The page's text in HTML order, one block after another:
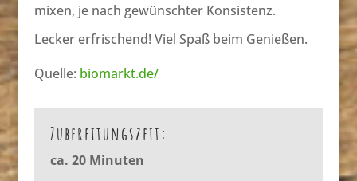
mixen, je nach gewünschter Konsistenz.
Lecker erfrischend! Viel Spaß beim Genießen.
Quelle: biomarkt.de/
Zubereitungszeit:
ca. 20 Minuten